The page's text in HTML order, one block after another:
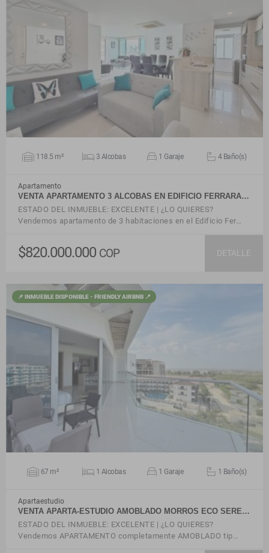
VER DETALLES
118.5 m² 3 Alcobas 1 Garaje 4 Baño(s)
Apartamento
VENTA APARTAMENTO 3 ALCOBAS EN EDIFICIO FERRARA…
ESTADO DEL INMUEBLE: EXCELENTE | ¿LO QUIERES?
Vendemos apartamento de 3 habitaciones en el Edificio Fer…
$820.000.000 COP DETALLE
📌 INMUEBLE DISPONIBLE - FRIENDLY AIRBNB 📍
VER DETALLES
67 m² 1 Alcobas 1 Garaje 1 Baño(s)
Apartaestudio
VENTA APARTA-ESTUDIO AMOBLADO MORROS ECO SERE…
ESTADO DEL INMUEBLE: EXCELENTE | ¿LO QUIERES?
Vendemos APARTAMENTO completamente AMOBLADO tip…